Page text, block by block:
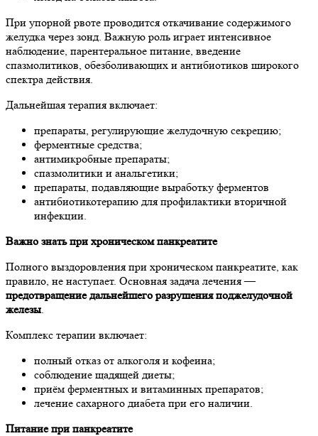
При упорной рвоте проводится откачивание содержимого
желудка через зонд. Важную роль играет интенсивное
наблюдение, парентеральное питание, введение
спазмолитиков, обезболивающих и антибиотиков широкого
спектра действия.
Дальнейшая терапия включает:
препараты, регулирующие желудочную секрецию;
ферментные средства;
антимикробные препараты;
спазмолитики и анальгетики;
препараты, подавляющие выработку ферментов
антибиотикотерапию для профилактики вторичной
инфекции.
Важно знать при хроническом панкреатите
Полного выздоровления при хроническом панкреатите, как
правило, не наступает. Основная задача лечения —
предотвращение дальнейшего разрушения поджелудочной
железы.
Комплекс терапии включает:
полный отказ от алкоголя и кофеина;
соблюдение щадящей диеты;
приём ферментных и витаминных препаратов;
лечение сахарного диабета при его наличии.
Питание при панкреатите